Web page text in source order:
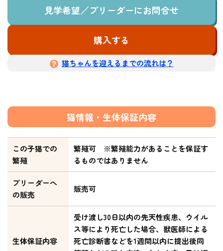
見学希望／ブリーダーにお問合せ
購入する
猫ちゃんを迎えるまでの流れは？
猫情報・生体保証内容
この子猫での
繁殖
繁殖可 ※繁殖能力があることを保証す
るものではありません
ブリーダーへ
の販売
販売可
生体保証内容
受け渡し30日以内の先天性疾患、ウイル
ス等により死亡した場合、獣医師による
死亡診断書などを1週間以内に提出後同